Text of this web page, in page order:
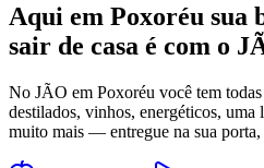
Aqui em Poxoréu sua
sair de casa é com o
No JÃO em Poxoréu você tem todas
destilados, vinhos, energéticos,
muito mais — entregue na sua porta,